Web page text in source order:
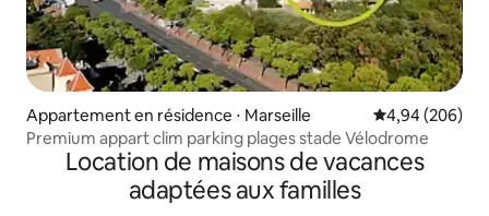
Appartement en résidence ⋅ Marseille Évaluation
4,94 (206)
Premium appart clim parking plages stade Vélodrome
Location de maisons de vacances
adaptées aux familles